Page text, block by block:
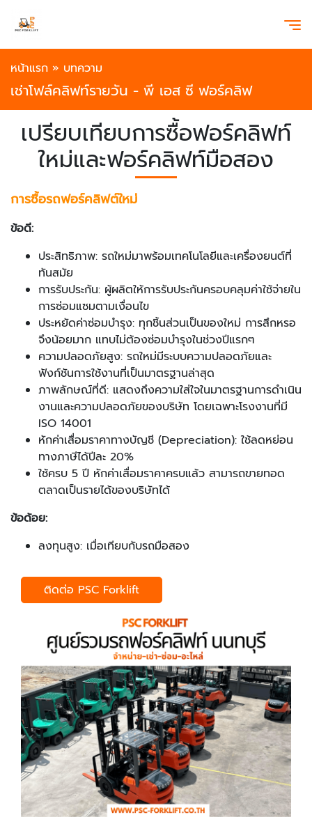
หน้าแรก » บทความ
เช่าโฟล์คลิฟท์รายวัน - พี เอส ซี ฟอร์คลิฟ
เปรียบเทียบการซื้อฟอร์คลิฟท์
ใหม่และฟอร์คลิฟท์มือสอง
การซื้อรถฟอร์คลิฟต์ใหม่
ข้อดี:
ประสิทธิภาพ: รถใหม่มาพร้อมเทคโนโลยีและเครื่องยนต์ที่
ทันสมัย
การรับประกัน: ผู้ผลิตให้การรับประกันครอบคลุมค่าใช้จ่ายใน
การซ่อมแซมตามเงื่อนไข
ประหยัดค่าซ่อมบำรุง: ทุกชิ้นส่วนเป็นของใหม่ การสึกหรอ
จึงน้อยมาก แทบไม่ต้องซ่อมบำรุงในช่วงปีแรกๆ
ความปลอดภัยสูง: รถใหม่มีระบบความปลอดภัยและ
ฟังก์ชันการใช้งานที่เป็นมาตรฐานล่าสุด
ภาพลักษณ์ที่ดี: แสดงถึงความใส่ใจในมาตรฐานการดำเนิน
งานและความปลอดภัยของบริษัท โดยเฉพาะโรงงานที่มี
ISO 14001
หักค่าเสื่อมราคาทางบัญชี (Depreciation): ใช้ลดหย่อน
ทางภาษีได้ปีละ 20%
ใช้ครบ 5 ปี หักค่าเสื่อมราคาครบแล้ว สามารถขายทอด
ตลาดเป็นรายได้ของบริษัทได้
ข้อด้อย:
ลงทุนสูง: เมื่อเทียบกับรถมือสอง
ติดต่อ PSC Forklift